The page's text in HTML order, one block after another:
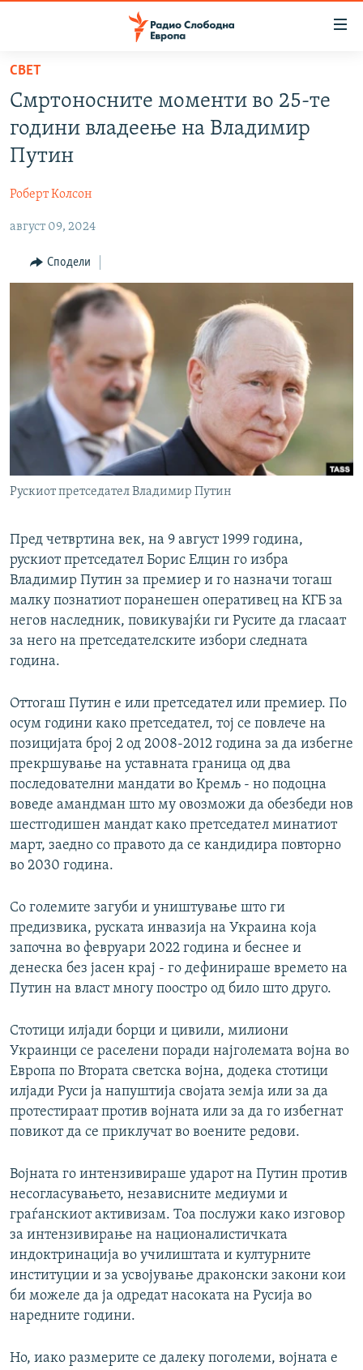
Оди
содржината
Оди
на
главната
навигација
Премини
на
СВЕТ
ВИЗУЕЛНО
ШТО ТРЕБА ДА ЗНАЕТЕ
ПРИЈАВИ СЕ ЗА ЊУЗЛЕТЕР
ПОДКАСТ ЗОШТО?
СЛЕДЕТЕ НЕ
РСЕ веб страници
СВЕТ
Смртоносните моменти во 25-те
години владеење на Владимир
Путин
Роберт Колсон
август 09, 2024
Сподели
Рускиот претседател Владимир Путин
Пред четвртина век, на 9 август 1999 година,
рускиот претседател Борис Елцин го избра
Владимир Путин за премиер и го назначи тогаш
малку познатиот поранешен оперативец на КГБ за
негов наследник, повикувајќи ги Русите да гласаат
за него на претседателските избори следната
година.
Оттогаш Путин е или претседател или премиер. По
осум години како претседател, тој се повлече на
позицијата број 2 од 2008-2012 година за да избегне
прекршување на уставната граница од два
последователни мандати во Кремљ - но подоцна
воведе амандман што му овозможи да обезбеди нов
шестгодишен мандат како претседател минатиот
март, заедно со правото да се кандидира повторно
во 2030 година.
Со големите загуби и уништување што ги
предизвика, руската инвазија на Украина која
започна во февруари 2022 година и беснее и
денеска без јасен крај - го дефинираше времето на
Путин на власт многу поостро од било што друго.
Стотици илјади борци и цивили, милиони
Украинци се раселени поради најголемата војна во
Европа по Втората светска војна, додека стотици
илјади Руси ја напуштија својата земја или за да
протестираат против војната или за да го избегнат
повикот да се приклучат во воените редови.
Војната го интензивираше ударот на Путин против
несогласувањето, независните медиуми и
граѓанскиот активизам. Тоа послужи како изговор
за интензивирање на националистичката
индоктринација во училиштата и културните
институции и за усвојување драконски закони кои
би можеле да ја одредат насоката на Русија во
наредните години.
Но, иако размерите се далеку поголеми, војната е